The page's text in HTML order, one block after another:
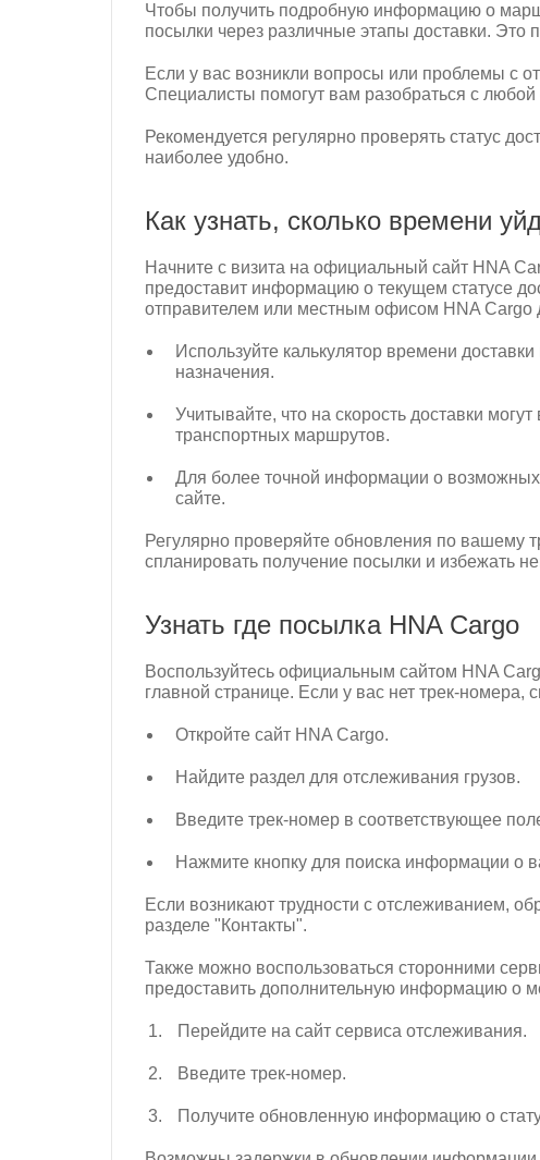
Чтобы получить подробную информацию о
посылки через различные этапы доставки. Это
Если у вас возникли вопросы или проблемы с
Специалисты помогут вам разобраться с
Рекомендуется регулярно проверять статус
наиболее удобно.
Как узнать, сколько времени
Начните с визита на официальный сайт HNA
предоставит информацию о текущем статусе
отправителем или местным офисом HNA Cargo
Используйте калькулятор времени
назначения.
Учитывайте, что на скорость доставки
транспортных маршрутов.
Для более точной информации о возможных
сайте.
Регулярно проверяйте обновления по вашему
спланировать получение посылки и избежать
Узнать где посылка HNA Cargo
Воспользуйтесь официальным сайтом HNA
главной странице. Если у вас нет трек-номера,
Откройте сайт HNA Cargo.
Найдите раздел для отслеживания грузов.
Введите трек-номер в соответствующее
Нажмите кнопку для поиска информации о
Если возникают трудности с отслеживанием,
разделе "Контакты".
Также можно воспользоваться сторонними
предоставить дополнительную информацию о
Перейдите на сайт сервиса отслеживания.
Введите трек-номер.
Получите обновленную информацию о